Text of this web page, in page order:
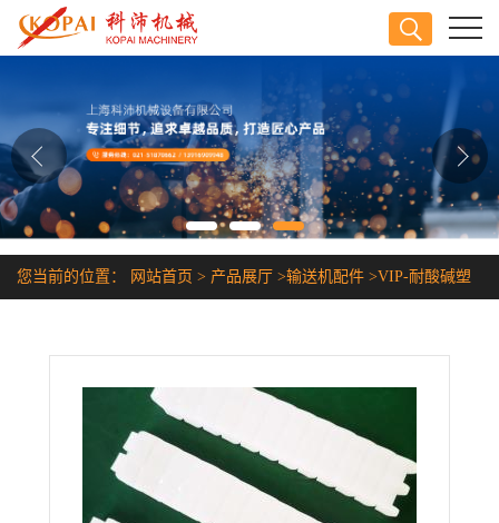
公司介绍
公司动态
产品展厅
证书荣誉
您当前的位置： 网站首页 > 产品展厅 >输送机配件 >VIP-耐酸碱塑